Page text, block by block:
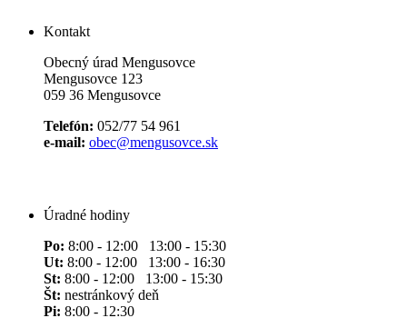
Kontakt
Obecný úrad Mengusovce
Mengusovce 123
059 36 Mengusovce
Telefón: 052/77 54 961
e-mail: obec@mengusovce.sk
Úradné hodiny
Po: 8:00 - 12:00 13:00 - 15:30
Ut: 8:00 - 12:00 13:00 - 16:30
St: 8:00 - 12:00 13:00 - 15:30
Št: nestránkový deň
Pi: 8:00 - 12:30